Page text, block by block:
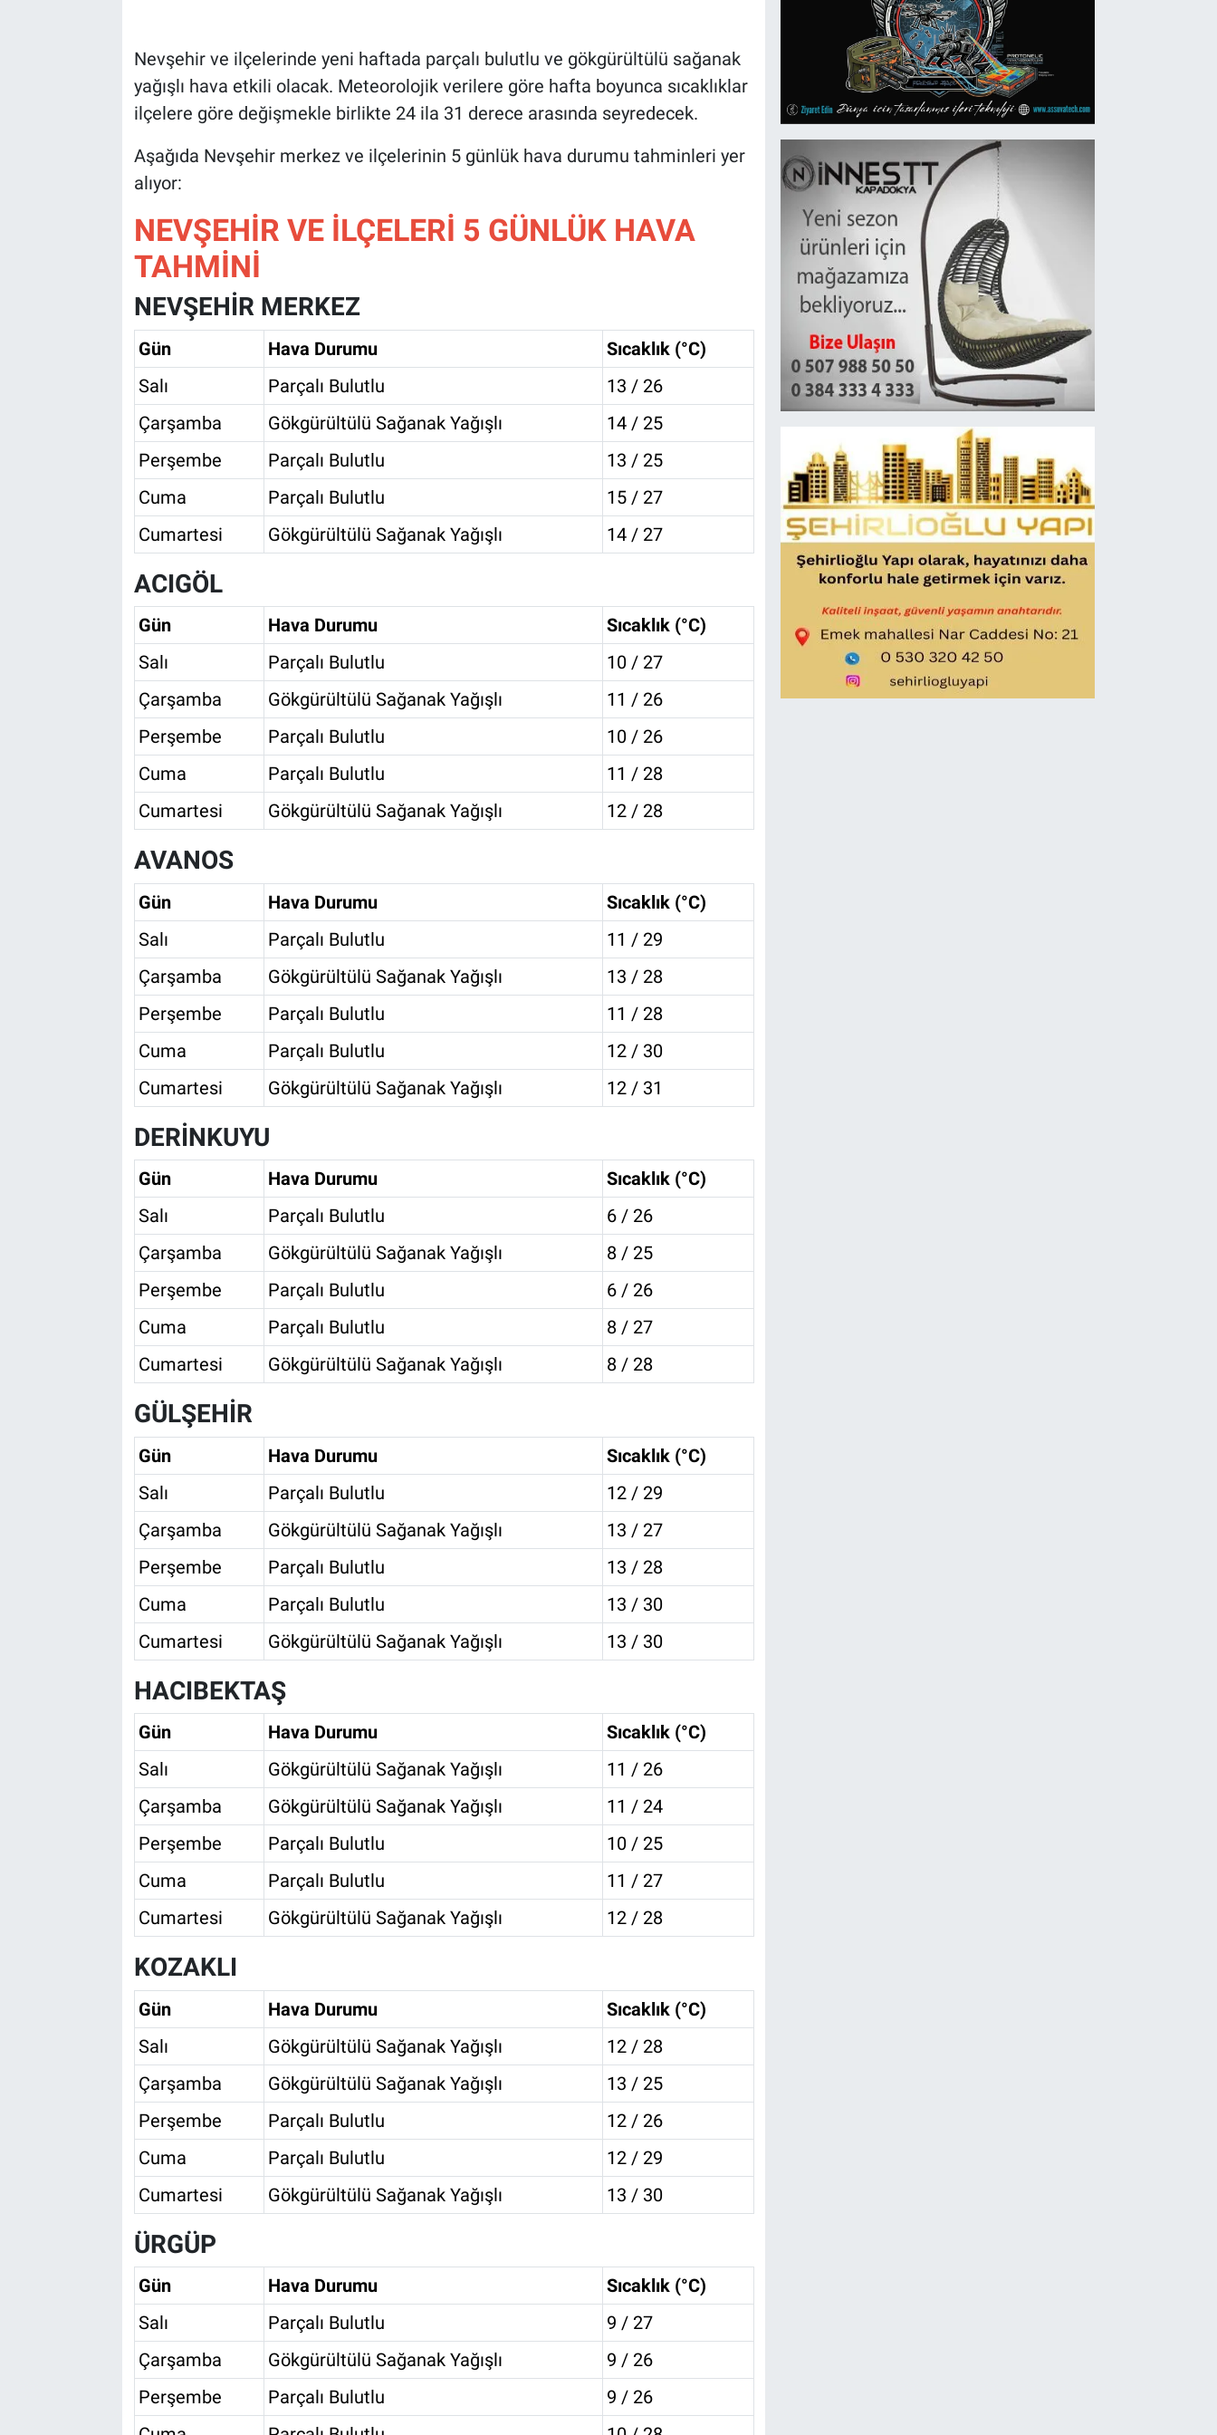
Nevşehir ve ilçelerinde yeni haftada parçalı bulutlu ve gökgürültülü sağanak
yağışlı hava etkili olacak. Meteorolojik verilere göre hafta boyunca sıcaklıklar
ilçelere göre değişmekle birlikte 24 ila 31 derece arasında seyredecek.
Aşağıda Nevşehir merkez ve ilçelerinin 5 günlük hava durumu tahminleri yer
alıyor:
NEVŞEHİR VE İLÇELERİ 5 GÜNLÜK HAVA
TAHMİNİ
NEVŞEHİR MERKEZ
Gün Hava Durumu
Sıcaklık (°C)
Salı
Parçalı Bulutlu
13 / 26
Çarşamba
Gökgürültülü Sağanak Yağışlı
14 / 25
Perşembe
Parçalı Bulutlu
13 / 25
Cuma
Parçalı Bulutlu
15 / 27
Cumartesi
Gökgürültülü Sağanak Yağışlı 14 / 27
ACIGÖL
Gün Hava Durumu
Sıcaklık (°C)
Salı
Parçalı Bulutlu
10 / 27
Çarşamba
Gökgürültülü Sağanak Yağışlı
11 / 26
Perşembe
Parçalı Bulutlu
10 / 26
Cuma
Parçalı Bulutlu
11 / 28
Cumartesi
Gökgürültülü Sağanak Yağışlı 12 / 28
AVANOS
Gün Hava Durumu
Sıcaklık (°C)
Salı
Parçalı Bulutlu
11 / 29
Çarşamba
Gökgürültülü Sağanak Yağışlı
13 / 28
Perşembe
Parçalı Bulutlu
11 / 28
Cuma
Parçalı Bulutlu
12 / 30
Cumartesi
Gökgürültülü Sağanak Yağışlı 12 / 31
DERİNKUYU
Gün Hava Durumu
Sıcaklık (°C)
Salı
Parçalı Bulutlu
6 / 26
Çarşamba
Gökgürültülü Sağanak Yağışlı
8 / 25
Perşembe
Parçalı Bulutlu
6 / 26
Cuma
Parçalı Bulutlu
8 / 27
Cumartesi
Gökgürültülü Sağanak Yağışlı 8 / 28
GÜLŞEHİR
Gün Hava Durumu
Sıcaklık (°C)
Salı
Parçalı Bulutlu
12 / 29
Çarşamba
Gökgürültülü Sağanak Yağışlı
13 / 27
Perşembe
Parçalı Bulutlu
13 / 28
Cuma
Parçalı Bulutlu
13 / 30
Cumartesi
Gökgürültülü Sağanak Yağışlı 13 / 30
HACIBEKTAŞ
Gün Hava Durumu
Sıcaklık (°C)
Salı
Gökgürültülü Sağanak Yağışlı
11 / 26
Çarşamba
Gökgürültülü Sağanak Yağışlı
11 / 24
Perşembe
Parçalı Bulutlu
10 / 25
Cuma
Parçalı Bulutlu
11 / 27
Cumartesi
Gökgürültülü Sağanak Yağışlı 12 / 28
KOZAKLI
Gün Hava Durumu
Sıcaklık (°C)
Salı
Gökgürültülü Sağanak Yağışlı
12 / 28
Çarşamba
Gökgürültülü Sağanak Yağışlı
13 / 25
Perşembe
Parçalı Bulutlu
12 / 26
Cuma
Parçalı Bulutlu
12 / 29
Cumartesi
Gökgürültülü Sağanak Yağışlı 13 / 30
ÜRGÜP
Gün Hava Durumu
Sıcaklık (°C)
Salı
Parçalı Bulutlu
9 / 27
Çarşamba
Gökgürültülü Sağanak Yağışlı
9 / 26
Perşembe
Parçalı Bulutlu
9 / 26
Kültür - Sanat
Haberde İnsan